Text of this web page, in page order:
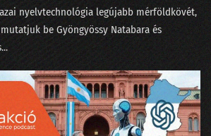
a Szingli Unikornis Part felé
a Pocketet, Gyuri tombol!
év válsága a benchmarkok körül forog
218 - Claude, avagy az Anthropic alkotmányos költségei
nyelvtechnológia legújabb mérföldkövét,
be ⁠Gyöngyössy Natabara⁠ és